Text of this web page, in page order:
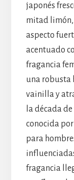
japonés
mitad limón,
aspecto
acentuado
fragancia
una robusta
vainilla y
la década
conocida
para
fragancia